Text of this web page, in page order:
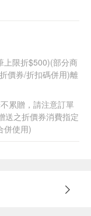
上限折$500)(部分商
價券/折扣碼併用)離
累贈，請注意訂單
送之折價券消費指定
併使用)